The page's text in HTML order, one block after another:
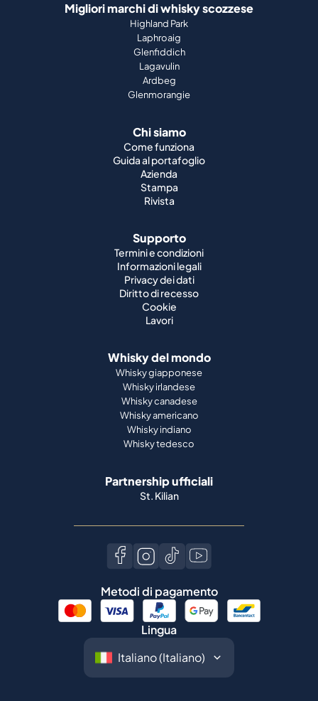
Migliori marchi di whisky scozzese
Highland Park
Laphroaig
Glenfiddich
Lagavulin
Ardbeg
Glenmorangie
Chi siamo
Come funziona
Guida al portafoglio
Azienda
Stampa
Rivista
Supporto
Termini e condizioni
Informazioni legali
Privacy dei dati
Diritto di recesso
Cookie
Lavori
Whisky del mondo
Whisky giapponese
Whisky irlandese
Whisky canadese
Whisky americano
Whisky indiano
Whisky tedesco
Partnership ufficiali
St. Kilian
Metodi di pagamento
Lingua